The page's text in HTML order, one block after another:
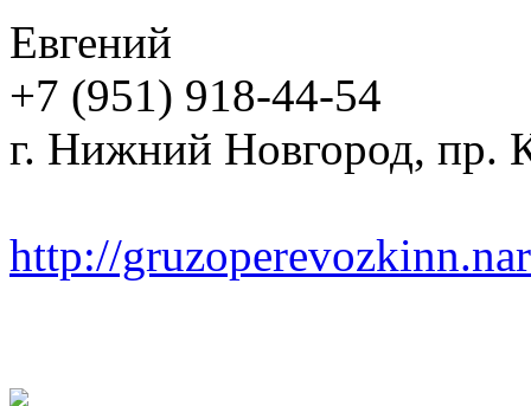
Евгений
+7 (951) 918-44-54
г. Нижний Новгород, пр.
http://